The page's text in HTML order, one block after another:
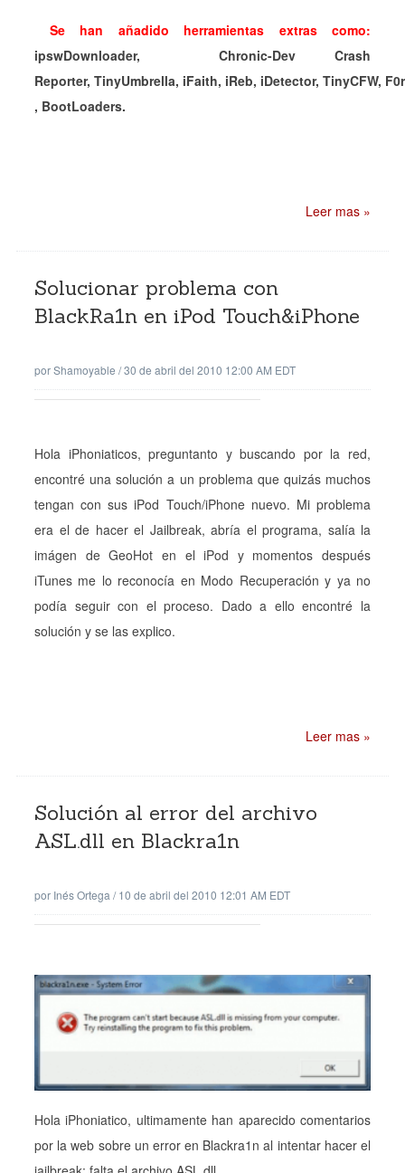
Se han añadido herramientas extras como:
ipswDownloader,
Chronic-Dev Crash
Reporter, TinyUmbrella, iFaith, iReb, iDetector, TinyCFW,
, BootLoaders.
Leer mas »
Solucionar problema con
BlackRa1n en iPod Touch&iPhone
porShamoyable /30 de abril del 2010 12:00 AM EDT
Hola iPhoniaticos, preguntanto y buscando por la red,
encontré una solución a un problema que quizás muchos
tengan con sus iPod Touch/iPhone nuevo. Mi problema
era el de hacer el Jailbreak, abría el programa, salía la
imágen de GeoHot en el iPod y momentos después
iTunes me lo reconocía en Modo Recuperación y ya no
podía seguir con el proceso. Dado a ello encontré la
solución y se las explico.
Leer mas »
Solución al error del archivo
ASL.dll en Blackra1n
por Inés Ortega /10 de abril del 2010 12:01 AM EDT
Hola iPhoniatico, ultimamente han aparecido comentarios
por la web sobre un error en Blackra1n al intentar hacer el